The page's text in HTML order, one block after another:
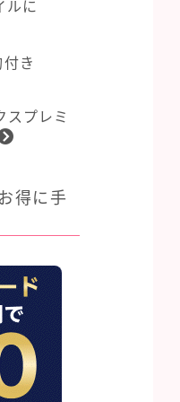
ルに
き
スプレミ
得に手